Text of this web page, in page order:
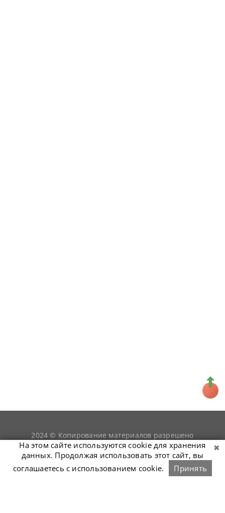
2024 © Копирование материалов разрешено
только при условии гиперссылки наsnookerist.ru
На этом сайте используются cookie для хранения
данных. Продолжая использовать этот сайт, вы
соглашаетесь с использованием cookie.
Принять